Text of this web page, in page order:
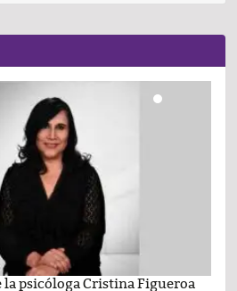
la psicóloga Cristina Figueroa